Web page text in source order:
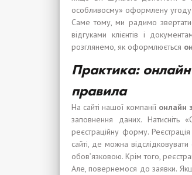
особливосму» оформлену
Саме тому, ми радимо
відгуками клієнтів і
розглянемо, як оформлюється
Практика: онлайн
правила
На сайті нашої компаніїонлайн
заповнення даних. Натисніть
реєстраційну форму.
сайті, де можна
обов’язковою. Крім того,
Але, повернемося до заявки.